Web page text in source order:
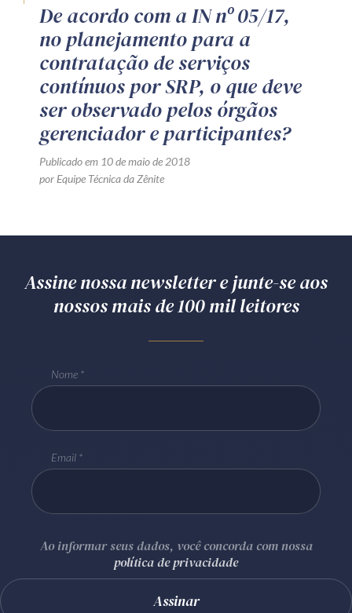
De acordo com a IN nº 05/17,
no planejamento para a
contratação de serviços
contínuos por SRP, o que deve
ser observado pelos órgãos
gerenciador e participantes?
Publicado em 10 de maio de 2018
por Equipe Técnica da Zênite
Assine nossa newsletter e junte-se aos
nossos mais de 100 mil leitores
Nome
Email
Ao informar seus dados, você concorda com nossa
política de privacidade